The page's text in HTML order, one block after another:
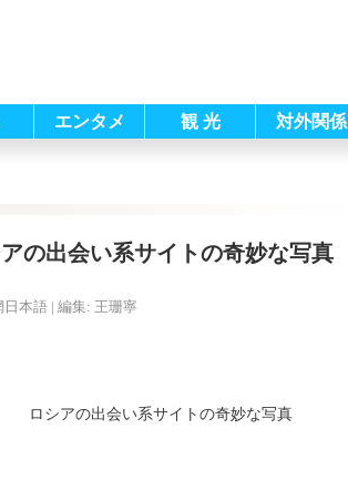
エンタメ 観 光 対外関係
の出会い系サイトの奇妙な写真
日本語 | 編集: 王珊寧
ロシアの出会い系サイトの奇妙な写真